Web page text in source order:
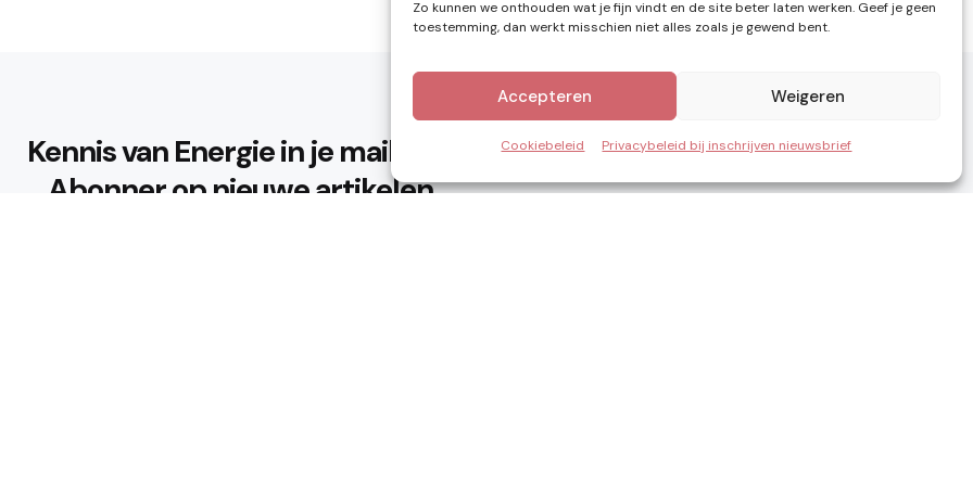
Zo kunnen we onthouden wat je fijn vindt en de site beter laten werken. Geef je geen
toestemming, dan werkt misschien niet alles zoals je gewend bent.
Accepteren Weigeren
Cookiebeleid Privacybeleid bij inschrijven nieuwsbrief
Kennis van Energie in je mailbox?
Abonner op nieuwe artikelen.